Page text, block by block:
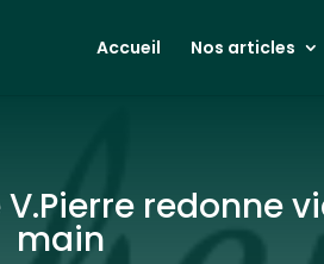
Accueil Nos articles
redonne
main